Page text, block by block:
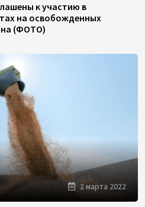
к участию в
на освобожденных
(ФОТО)
2 марта 2022